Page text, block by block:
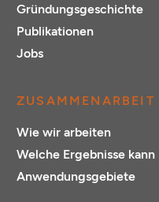
Gründungsgeschichte
Publikationen
Jobs
ZUSAMMENARBEIT
Wie wir arbeiten
Welche Ergebnisse
Anwendungsgebiete